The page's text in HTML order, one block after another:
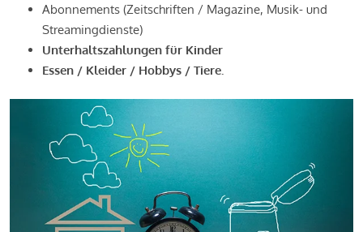
Abonnements (Zeitschriften / Magazine, Musik- und
Streamingdienste)
Unterhaltszahlungen für Kinder
Essen / Kleider / Hobbys / Tiere.